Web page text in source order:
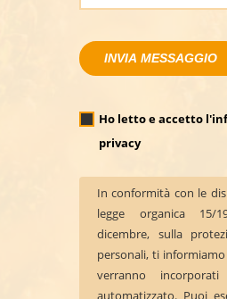
INVIA MESSAGGIO
Ho letto e accetto
privacy
In conformità con le
legge organica 15/
dicembre, sulla
personali, ti
verranno
automatizzato. Puoi